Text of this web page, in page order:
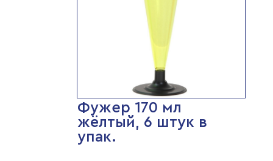
Фужер 170 мл
жёлтый, 6 штук в
упак.